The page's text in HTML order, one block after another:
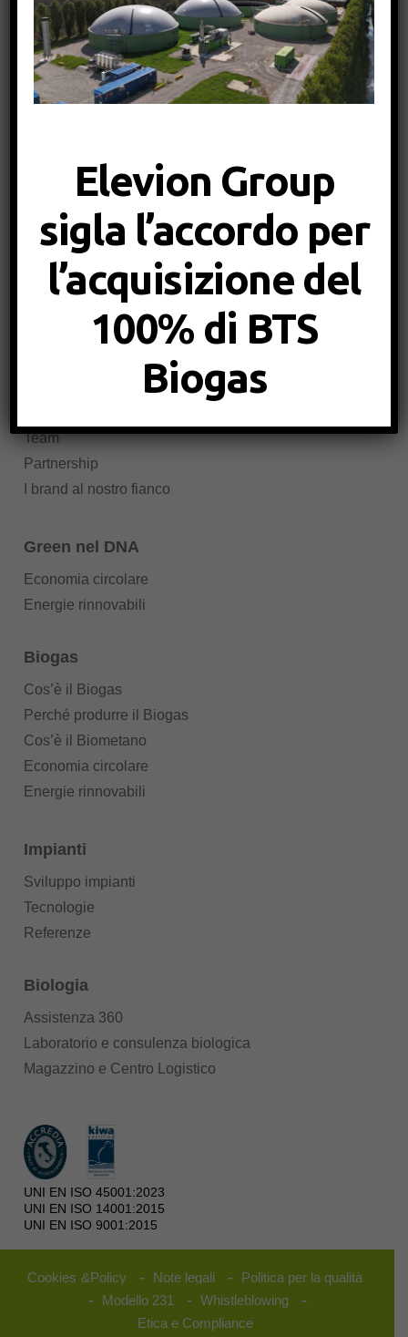
BTS Biogas Srl
37010 Affi (VR)
+39 045 485 42 05
info@bts-biogas.com
P.Iva IT02590590218
N.REA VR-390166
Capitale sociale: 100.000,00 €
Team
Partnership
I brand al nostro fianco
Green nel DNA
Economia circolare
Energie rinnovabili
Biogas
Cos’è il Biogas
Perché produrre il Biogas
Cos’è il Biometano
Economia circolare
Energie rinnovabili
Impianti
Sviluppo impianti
Tecnologie
Referenze
Biologia
Assistenza 360
Laboratorio e consulenza biologica
Magazzino e Centro Logistico
UNI EN ISO 45001:2023
UNI EN ISO 14001:2015
UNI EN ISO 9001:2015
Cookies &Policy - Note legali - Politica per la qualità
- Modello 231 - Whistleblowing -
Etica e Compliance
Elevion Group
sigla l’accordo per
l’acquisizione del
100% di BTS
Biogas